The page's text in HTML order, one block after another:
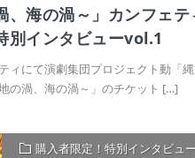
、海の渦～」カンフェテ
別インタビューvol.1
ィにて演劇集団プロジェクト動「
の渦、海の渦～」のチケット […]
購入者限定！特別インタビュー